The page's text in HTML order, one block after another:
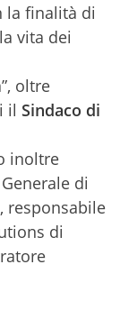
la finalità di
vita dei
oltre
il Sindaco di
inoltre
di
, responsabile
di